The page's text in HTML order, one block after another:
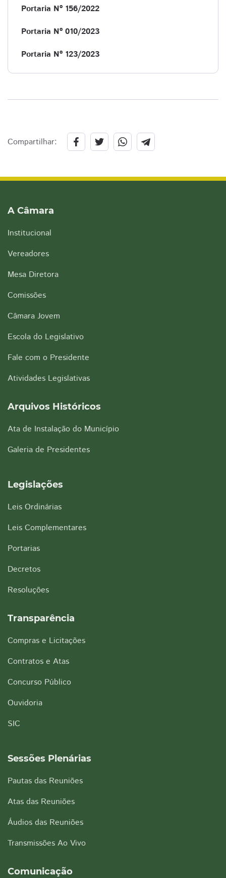
Portaria Nº 156/2022
Portaria Nº 010/2023
Portaria Nº 123/2023
Compartilhar:
A Câmara
Institucional
Vereadores
Mesa Diretora
Comissões
Câmara Jovem
Escola do Legislativo
Fale com o Presidente
Atividades Legislativas
Arquivos Históricos
Ata de Instalação do Município
Galeria de Presidentes
Legislações
Leis Ordinárias
Leis Complementares
Portarias
Decretos
Resoluções
Transparência
Compras e Licitações
Contratos e Atas
Concurso Público
Ouvidoria
SIC
Sessões Plenárias
Pautas das Reuniões
Atas das Reuniões
Áudios das Reuniões
Transmissões Ao Vivo
Comunicação